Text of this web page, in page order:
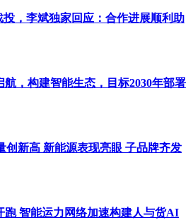
，李斌独家回应：合作进展顺利助
航，构建智能生态，目标2030年部署
创新高 新能源表现亮眼 子品牌齐发
跑 智能运力网络加速构建人与货AI